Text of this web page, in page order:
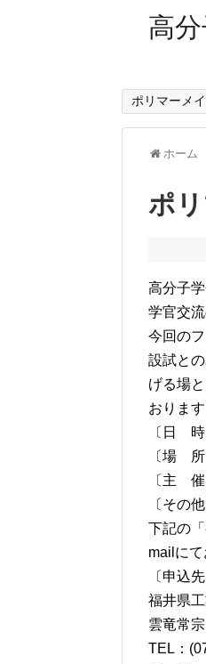
高
ポリマーメ
ホーム
ポ
高分子
学官交
今回の
設試と
げる場
おります
〔日
〔場
〔主
〔その
下記の
mailにて
〔申込
福井県
雲竜常宗
TEL：